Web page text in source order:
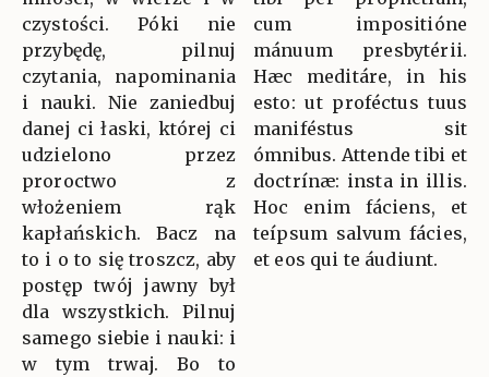
czystości. Póki nie
przybędę, pilnuj
czytania, napominania
i nauki. Nie zaniedbuj
danej ci łaski, której ci
udzielono przez
proroctwo z
włożeniem rąk
kapłańskich. Bacz na
to i o to się troszcz, aby
postęp twój jawny był
dla wszystkich. Pilnuj
samego siebie i nauki: i
w tym trwaj. Bo to
cum impositióne
mánuum presbytérii.
Hæc meditáre, in his
esto: ut proféctus tuus
maniféstus sit
ómnibus. Attende tibi et
doctrínæ: insta in illis.
Hoc enim fáciens, et
teípsum salvum fácies,
et eos qui te áudiunt.